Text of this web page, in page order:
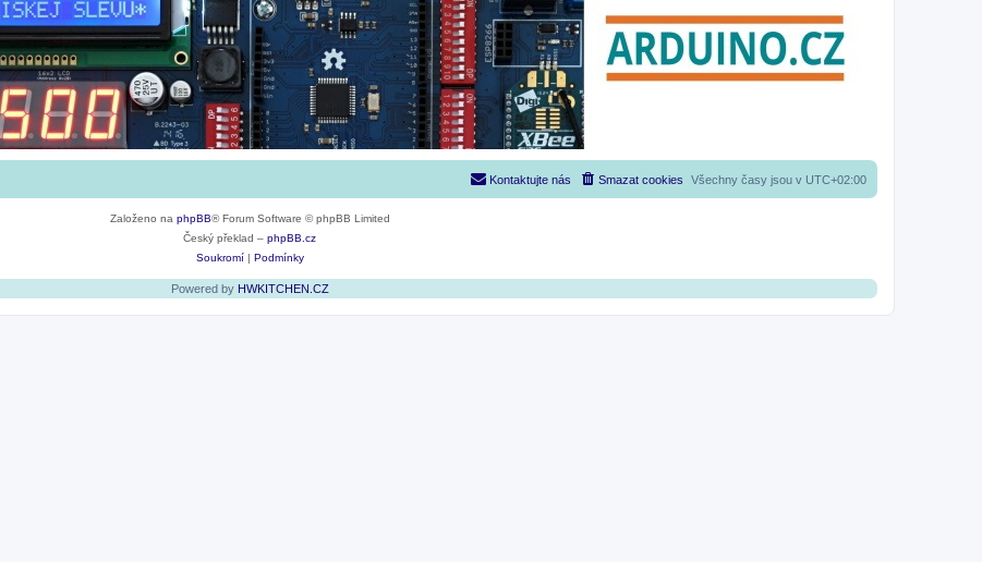
Všechny časy jsou v UTC+02:00
Smazat cookies
Kontaktujte nás
Založeno na phpBB® Forum Software © phpBB Limited
Český překlad – phpBB.cz
Soukromí| Podmínky
Powered by HWKITCHEN.CZ